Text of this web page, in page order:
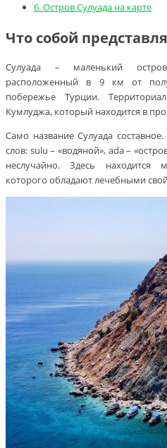
6.Остров Сулуада на карте
Что собой
Сулуада – маленький
расположенный в 9 км от
побережье Турции.
Кумлуджа, который находится в
Само название Сулуада
слов: sulu – «водяной», ada –
неслучайно. Здесь находится
которого обладают лечебными